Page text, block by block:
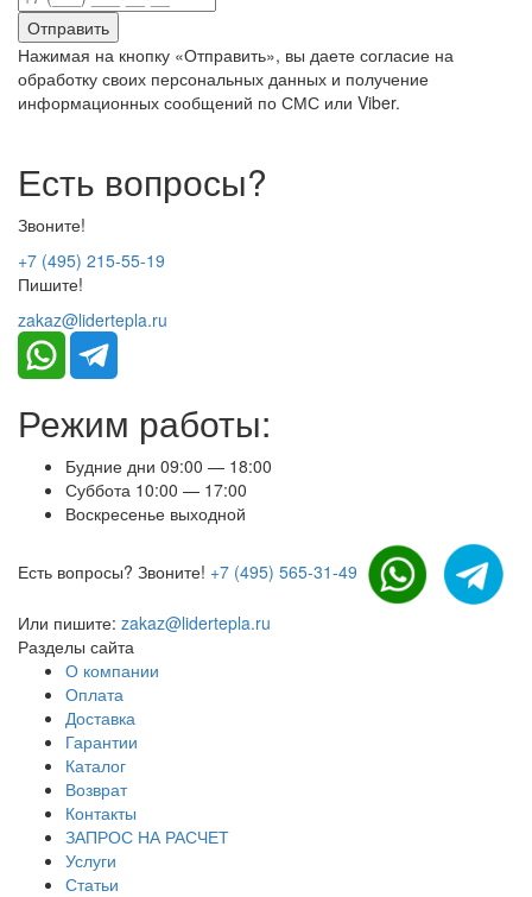
Нажимая на кнопку «Отправить», вы даете согласие на
обработку своих персональных данных и получение
информационных сообщений по СМС или Viber.
Есть вопросы?
Звоните!
+7 (495) 215-55-19
Пишите!
zakaz@lidertepla.ru
Режим работы:
Будние дни 09:00 — 18:00
Суббота 10:00 — 17:00
Воскресенье выходной
Есть вопросы? Звоните! +7 (495) 565-31-49
Или пишите: zakaz@lidertepla.ru
Разделы сайта
О компании
Оплата
Доставка
Гарантии
Каталог
Возврат
Контакты
ЗАПРОС НА РАСЧЕТ
Услуги
Статьи